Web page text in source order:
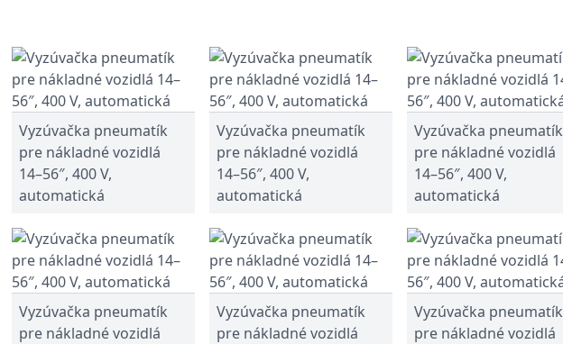
Vyzúvačka pneumatík
pre nákladné vozidlá
14–56″, 400 V,
automatická
Vyzúvačka pneumatík
pre nákladné vozidlá
14–56″, 400 V,
automatická
Vyzúvačka pneumatík
pre nákladné vozidlá
14–56″, 400 V,
automatická
Vyzúvačka pneumatík
pre nákladné vozidlá
Vyzúvačka pneumatík
pre nákladné vozidlá
Vyzúvačka pneumatík
pre nákladné vozidlá